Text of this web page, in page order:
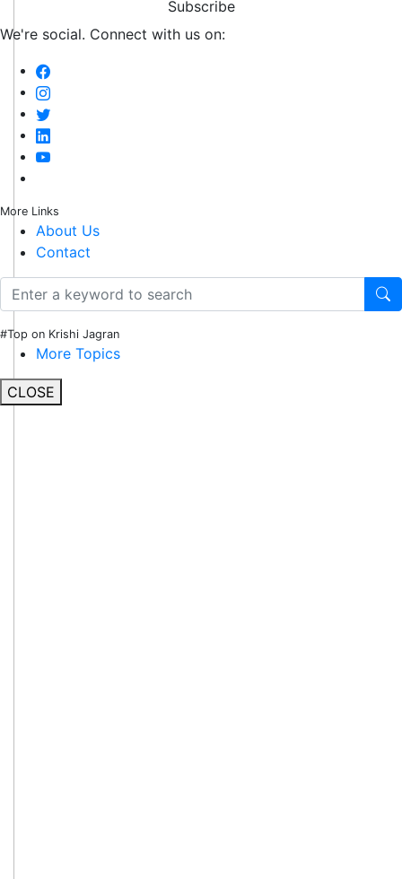
Subscribe
We're social. Connect with us on:
More Links
About Us
Contact
#Top on Krishi Jagran
More Topics
CLOSE